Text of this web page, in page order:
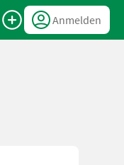
Anmelden